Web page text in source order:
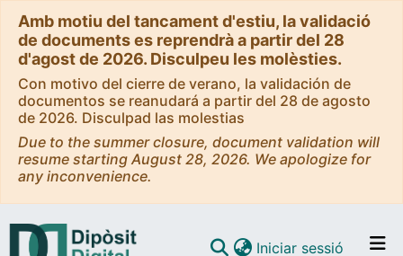
Amb motiu del tancament d'estiu, la validació
de documents es reprendrà a partir del 28
d'agost de 2026. Disculpeu les molèsties.
Con motivo del cierre de verano, la validación de
documentos se reanudará a partir del 28 de agosto
de 2026. Disculpad las molestias
Due to the summer closure, document validation will
resume starting August 28, 2026. We apologize for
any inconvenience.
Iniciar sessió (current)